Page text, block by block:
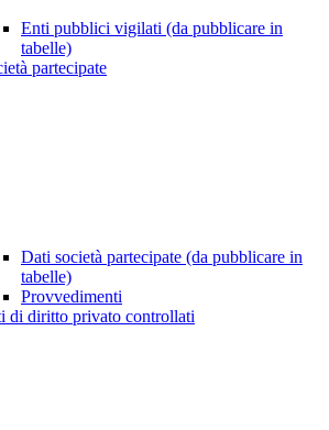
Enti pubblici vigilati (da pubblicare in
tabelle)
partecipate
Dati società partecipate (da pubblicare in
tabelle)
Provvedimenti
di diritto privato controllati